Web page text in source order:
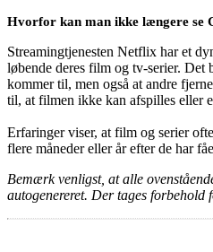
Hvorfor kan man ikke længere se
Streamingtjenesten Netflix har et
løbende deres film og tv-serier. Det
kommer til, men også at andre
til, at filmen ikke kan afspilles eller
Erfaringer viser, at film og serier
flere måneder eller år efter de har
Bemærk venligst, at alle
autogenereret. Der tages forbehold